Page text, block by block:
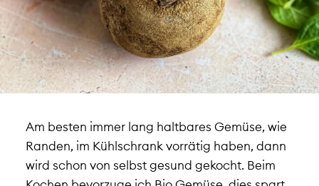
Am besten immer lang haltbares Gemüse, wie
Randen, im Kühlschrank vorrätig haben, dann
wird schon von selbst gesund gekocht. Beim